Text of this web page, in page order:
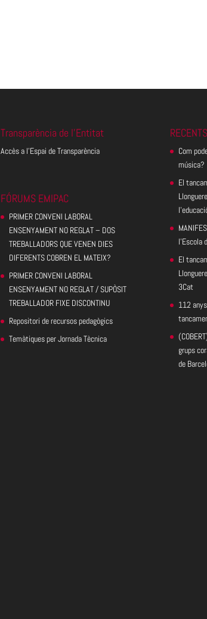
Transparència de l’Entitat
Accès a l’Espai de Transparència
FÓRUMS EMIPAC
PRIMER CONVENI LABORAL
ENSENYAMENT NO REGLAT – DOS
TREBALLADORS QUE VENEN DIES
DIFERENTS COBREN EL MATEIX?
PRIMER CONVENI LABORAL
ENSENYAMENT NO REGLAT / SUPÒSIT
TREBALLADOR FIXE DISCONTINU
Repositori de recursos pedagògics
Temàtiques per Jornada Tècnica
Com
música?
El
l’Escola
El
3Cat
112
grups
de